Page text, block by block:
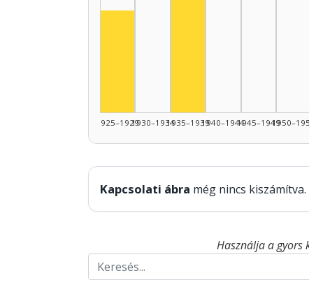
1925–19291930–19341935–19391940–19441945–1949
Kapcsolati ábra még nincs kiszámítva.
Használja a gyors